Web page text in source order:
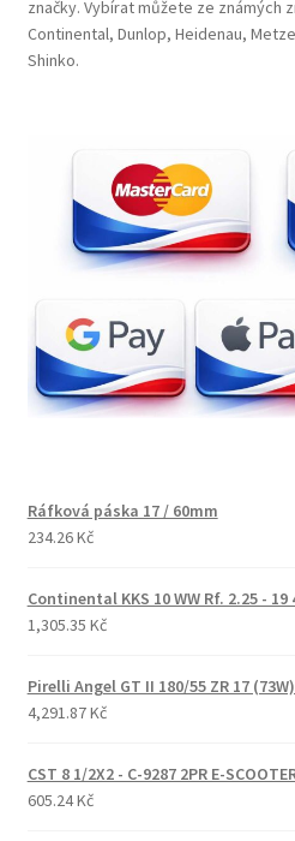
značky. Vybírat můžete ze známých
Continental, Dunlop, Heidenau,
Shinko.
Ráfková páska 17 / 60mm
234.26 Kč
Continental KKS 10 WW Rf. 2.25 -
1,305.35 Kč
Pirelli Angel GT II 180/55 ZR 17
4,291.87 Kč
CST 8 1/2X2 - C-9287 2PR E-
605.24 Kč